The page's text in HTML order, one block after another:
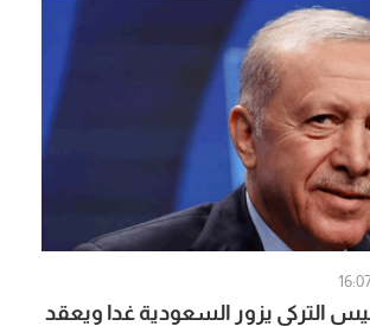
التركي يزور السعودية غدا ويعقد